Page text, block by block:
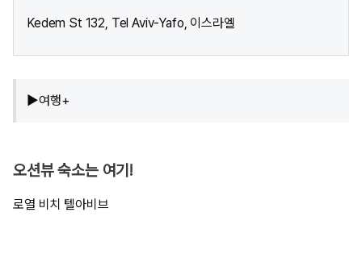
Kedem St 132, Tel Aviv-Yafo, 이스라엘
▶여행+
오션뷰 숙소는 여기!
로열 비치 텔아비브